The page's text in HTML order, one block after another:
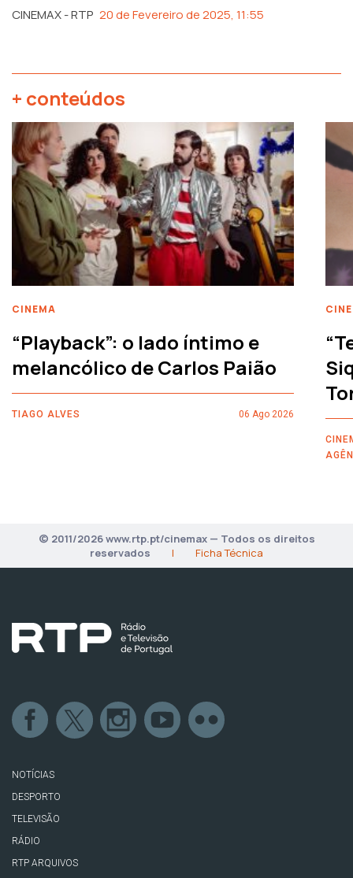
CINEMAX - RTP 20 de Fevereiro de 2025, 11:55
+ conteúdos
CINEMA
“Playback”: o lado íntimo e
melancólico de Carlos Paião
TIAGO ALVES 06 Ago 2026
© 2011/2026 www.rtp.pt/cinemax — Todos os direitos
reservados
| Ficha Técnica
NOTÍCIAS
DESPORTO
TELEVISÃO
RÁDIO
RTP ARQUIVOS